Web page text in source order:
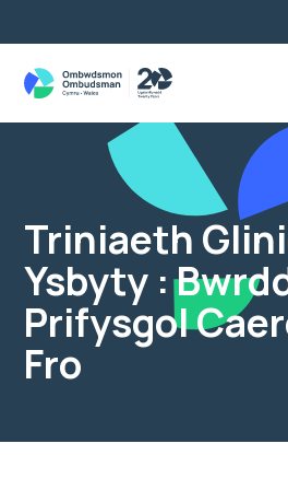
Triniaeth
Ysbyty :
Prifysgol
Fro